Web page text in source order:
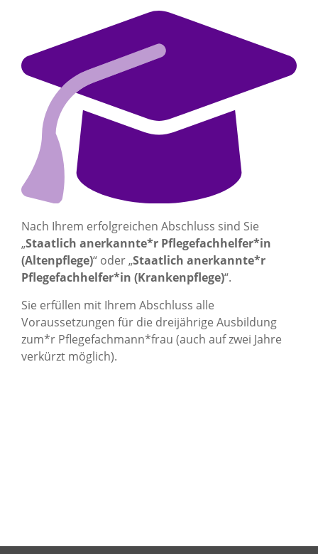
Nach Ihrem erfolgreichen Abschluss sind Sie
„Staatlich anerkannte*r Pflegefachhelfer*in
(Altenpflege)“ oder „Staatlich anerkannte*r
Pflegefachhelfer*in (Krankenpflege)“.
Sie erfüllen mit Ihrem Abschluss alle
Voraussetzungen für die dreijährige Ausbildung
zum*r Pflegefachmann*frau (auch auf zwei Jahre
verkürzt möglich).